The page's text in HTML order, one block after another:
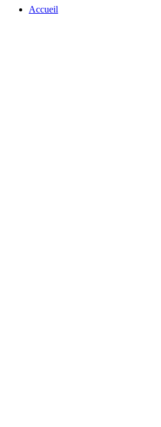
Accueil